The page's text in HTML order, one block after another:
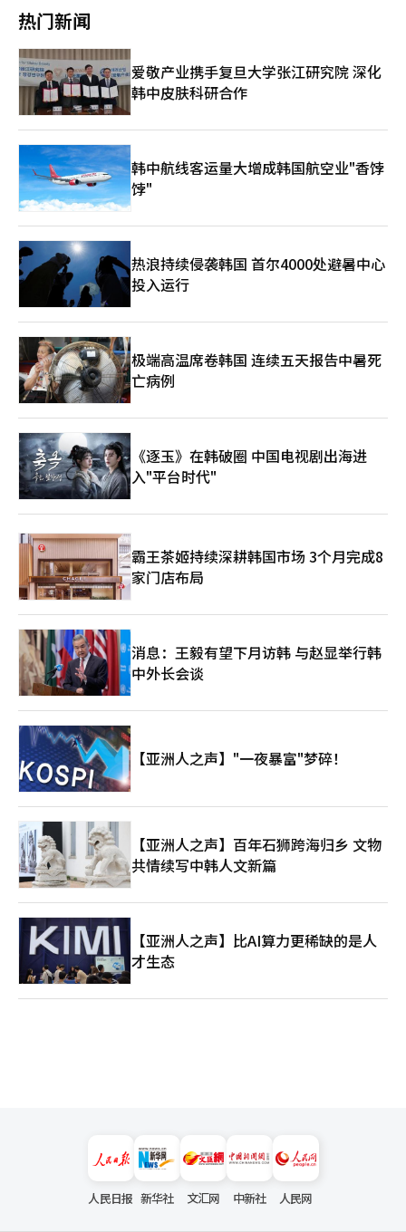
术。郑义宣会长强调科学训练系统的重要性。LG集团则专注于支
持训练环境较差的冷门项目，自2015年起支持骷髅雪车国家队，
并为选手提供家电设备以改善训练条件。乐天集团在辛东彬会长的
支持下，投入300亿韩元用于滑雪项目，并派遣专门团队为选手提
供饮食和健康管理。CJ集团在米兰运营“韩国之家”，推广韩国食
品和文化。Dunamu通过比特币捐赠支持大韩体育会，并开展全民
支持活动。其他企业如OB啤酒、Woori金融集团等也在现场支持
韩国队。企业的技术支持和真诚赞助成为韩国队成功的关键。※
本报道经人工智能（AI）系统翻译与编辑。
热门新闻
爱敬产业携手复旦大学张江研究院 深化
韩中皮肤科研合作
韩中航线客运量大增成韩国航空业"香饽
饽"
热浪持续侵袭韩国 首尔4000处避暑中心
投入运行
极端高温席卷韩国 连续五天报告中暑死
亡病例
《逐玉》在韩破圈 中国电视剧出海进
入"平台时代"
霸王茶姬持续深耕韩国市场 3个月完成8
家门店布局
消息：王毅有望下月访韩 与赵显举行韩
中外长会谈
【亚洲人之声】"一夜暴富"梦碎！
【亚洲人之声】百年石狮跨海归乡 文物
共情续写中韩人文新篇
【亚洲人之声】比AI算力更稀缺的是人
才生态
人民日报 新华社 文汇网 中新社 人民网